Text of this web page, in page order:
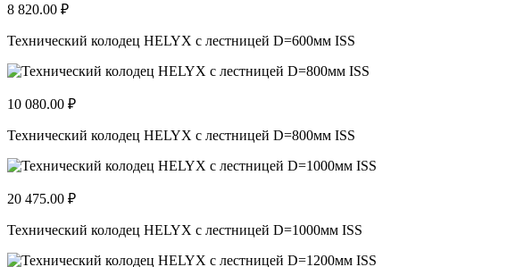
8 820.00 ₽
Технический колодец HELYX с лестницей D=600мм ISS
10 080.00 ₽
Технический колодец HELYX с лестницей D=800мм ISS
20 475.00 ₽
Технический колодец HELYX с лестницей D=1000мм ISS